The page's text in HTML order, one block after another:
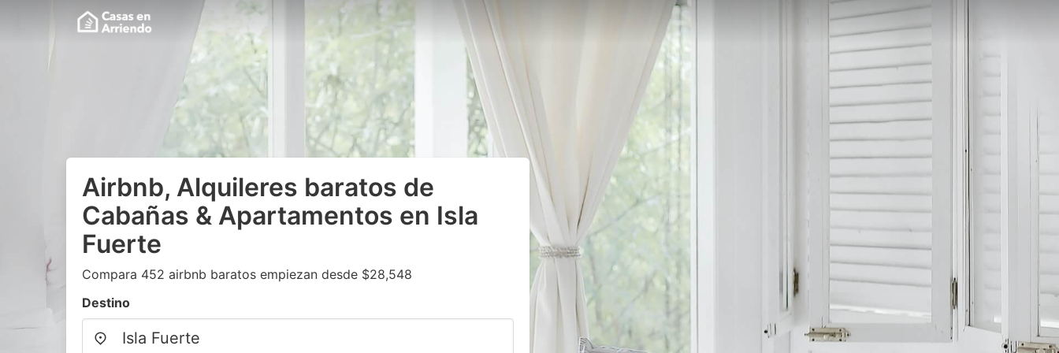
Airbnb, Alquileres baratos de
Cabañas & Apartamentos en Isla
Fuerte
Compara 452 airbnb baratos empiezan desde $28,548
Destino